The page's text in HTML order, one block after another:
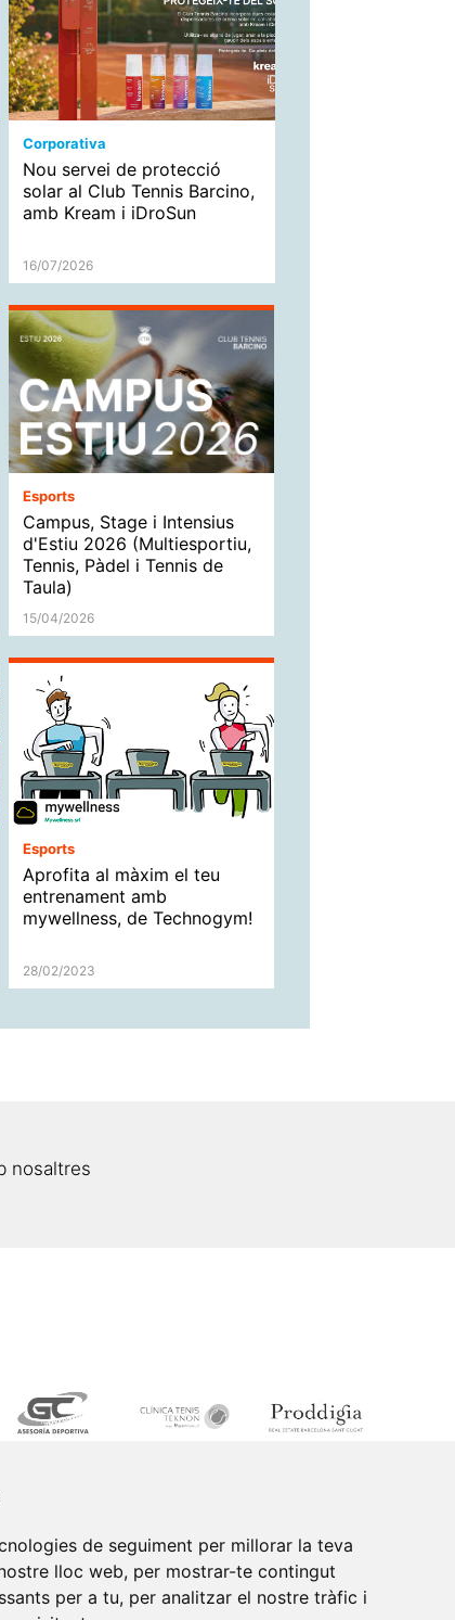
de seguiment per millorar la teva
lloc web, per mostrar-te contingut
per a tu, per analitzar el nostre tràfic i
Corporativa
Nou servei de protecció
solar al Club Tennis Barcino,
amb Kream i iDroSun
16/07/2026
Esports
Campus, Stage i Intensius
d'Estiu 2026 (Multiesportiu,
Tennis, Pàdel i Tennis de
Taula)
15/04/2026
Esports
Aprofita al màxim el teu
entrenament amb
mywellness, de Technogym!
28/02/2023
nosaltres